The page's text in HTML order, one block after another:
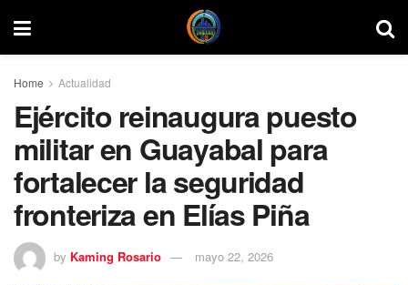
Home Actualidad
Ejército reinaugura puesto
militar en Guayabal para
fortalecer la seguridad
fronteriza en Elías Piña
by Kaming Rosario mayo 22, 2026